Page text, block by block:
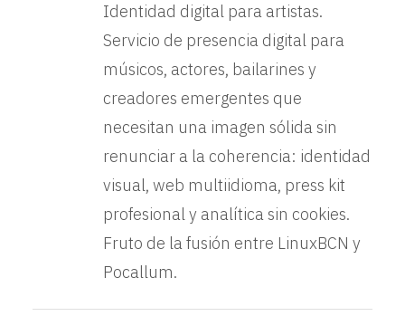
Identidad digital para artistas.
Servicio de presencia digital para
músicos, actores, bailarines y
creadores emergentes que
necesitan una imagen sólida sin
renunciar a la coherencia: identidad
visual, web multiidioma, press kit
profesional y analítica sin cookies.
Fruto de la fusión entre LinuxBCN y
Pocallum.